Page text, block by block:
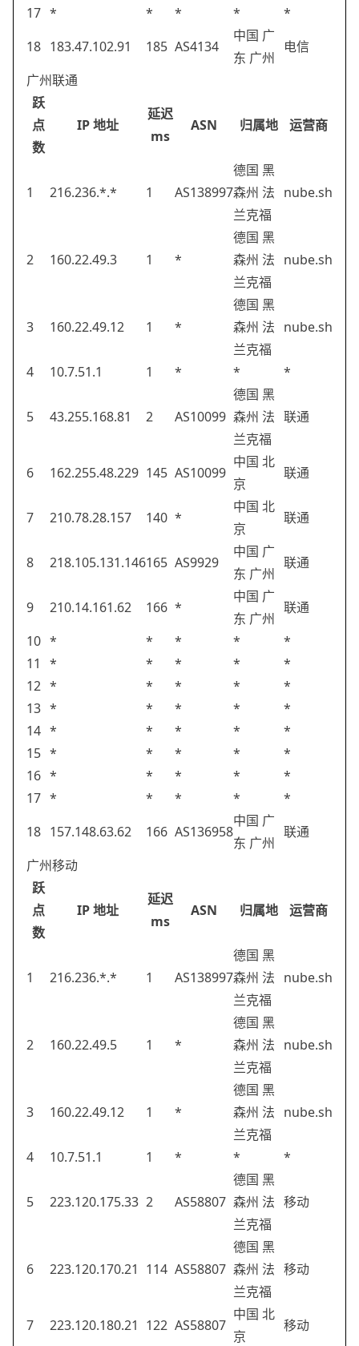
17 * * * *
*
18 183.47.102.91 185 AS4134
中国 广
东 广州
电信
广州联通
跃
点
数
IP 地址
延迟
ms
ASN 归属地 运营商
1 216.236.*.* 1 AS138997
德国 黑
森州 法
兰克福
nube.sh
2 160.22.49.3 1 *
德国 黑
森州 法
兰克福
nube.sh
3 160.22.49.12 1 *
德国 黑
森州 法
兰克福
nube.sh
4 10.7.51.1 1 * * *
5 43.255.168.81 2 AS10099
德国 黑
森州 法
兰克福
联通
6 162.255.48.229 145 AS10099
中国 北
京
联通
7 210.78.28.157 140 *
中国 北
京
联通
8 218.105.131.146165 AS9929
中国 广
东 广州
联通
9 210.14.161.62 166 *
中国 广
东 广州
联通
10 * * * *
*
11
* * * *
*
12 * * * *
*
13 * * * *
*
14 * * * *
*
15 * * * *
*
16 * * * *
*
17 * * * *
*
18 157.148.63.62 166 AS136958
中国 广
东 广州
联通
广州移动
跃
点
数
IP 地址
延迟
ms
ASN 归属地 运营商
1 216.236.*.* 1 AS138997
德国 黑
森州 法
兰克福
nube.sh
2 160.22.49.5 1 *
德国 黑
森州 法
兰克福
nube.sh
3 160.22.49.12 1 *
德国 黑
森州 法
兰克福
nube.sh
4 10.7.51.1 1 * * *
5 223.120.175.33 2 AS58807
德国 黑
森州 法
兰克福
移动
6 223.120.170.21 114 AS58807
德国 黑
森州 法
兰克福
移动
7 223.120.180.21 122 AS58807
中国 北
京
移动